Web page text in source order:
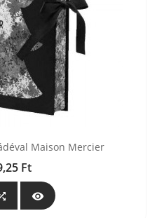
Maison Mercier
Ár
Ft
